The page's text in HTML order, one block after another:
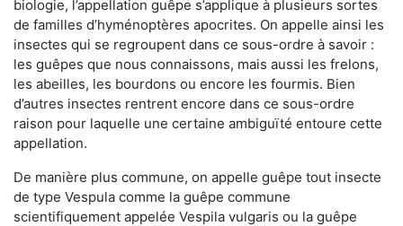
biologie, l’appellation guêpe s’applique à plusieurs sortes
de familles d’hyménoptères apocrites. On appelle ainsi les
insectes qui se regroupent dans ce sous-ordre à savoir :
les guêpes que nous connaissons, mais aussi les frelons,
les abeilles, les bourdons ou encore les fourmis. Bien
d’autres insectes rentrent encore dans ce sous-ordre
raison pour laquelle une certaine ambiguïté entoure cette
appellation.
De manière plus commune, on appelle guêpe tout insecte
de type Vespula comme la guêpe commune
scientifiquement appelée Vespila vulgaris ou la guêpe